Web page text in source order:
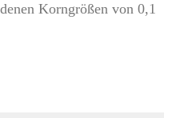
Korngrößen von 0,1